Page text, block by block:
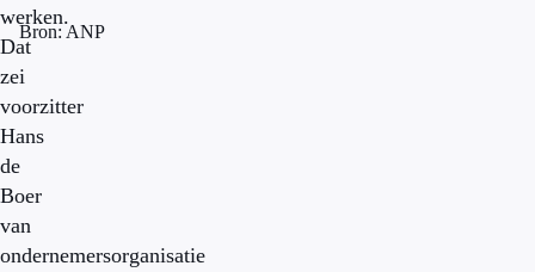
werken.
Dat
zei
voorzitter
Hans
de
Boer
van
ondernemersorganisatie
Bron: ANP